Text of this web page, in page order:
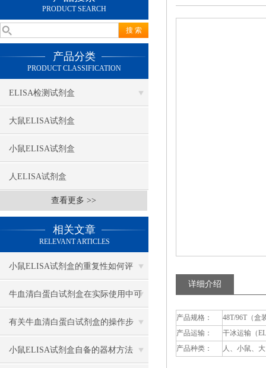
PRODUCT SEARCH
产品分类
PRODUCT CLASSIFICATION
ELISA检测试剂盒
大鼠ELISA试剂盒
小鼠ELISA试剂盒
人ELISA试剂盒
查看更多 >>
相关文章
RELEVANT ARTICLES
小鼠ELISA试剂盒的重复性如何评
估？
牛血清白蛋白试剂盒在实际使用中可
分为多种类型测定
有关牛血清白蛋白试剂盒的操作步
骤，以下有详细说明
小鼠ELISA试剂盒自备的器材方法
详细介绍
产品规格：
48T/96T（盒
产品运输：
干冰运输（
产品种类：
人、小鼠、